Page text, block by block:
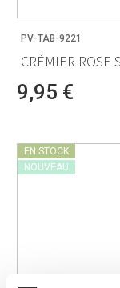
PV-TAB-9221
CRÉMIER ROSE
9,95 €
EN STOCK
NOUVEAU